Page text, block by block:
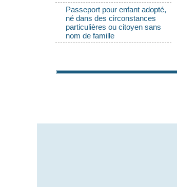
Passeport pour enfant adopté,
né dans des circonstances
particulières ou citoyen sans
nom de famille